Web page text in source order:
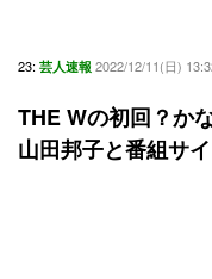
23: 芸人速報 2022/12/11(日)
THE Wの初回？か
山田邦子と番組サ